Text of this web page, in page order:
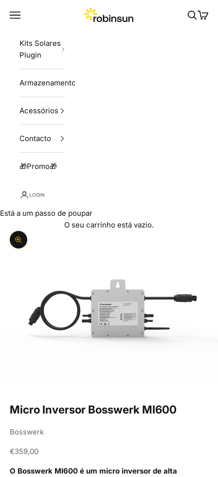
Robinsun
Navigation menu
Kits Solares
Plugin
Armazenamento
Acessórios
Contacto
🎁Promo🎁
LOGIN
Está a um passo de poupar
O seu carrinho está vazio.
Ampliar imagem
Micro Inversor Bosswerk MI600
Bosswerk
Preço de promoção
€359,00
O Bosswerk MI600 é um micro inversor de alta